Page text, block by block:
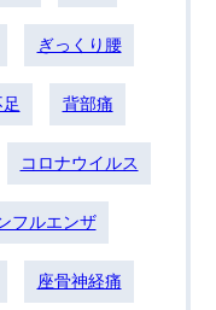
ぎっくり腰
背部痛
コロナウイルス
フルエンザ
座骨神経痛